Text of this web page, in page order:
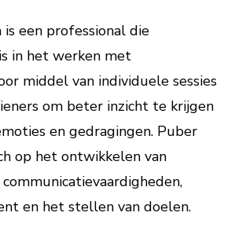
is een professional die
in het werken met
middel van individuele sessies
om beter inzicht te krijgen
en gedragingen. Puber
op het ontwikkelen van
en het stellen van doelen.